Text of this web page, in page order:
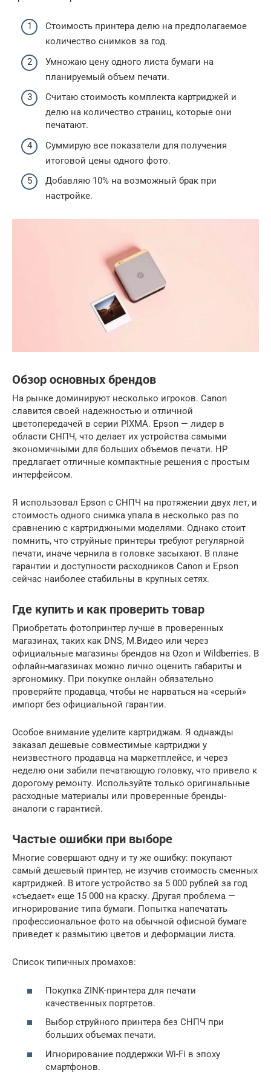
Стоимость принтера делю на предполагаемое
количество снимков за год.
Умножаю цену одного листа бумаги на
планируемый объем печати.
Считаю стоимость комплекта картриджей и
делю на количество страниц, которые они
печатают.
Суммирую все показатели для получения
итоговой цены одного фото.
Добавляю 10% на возможный брак при
настройке.
Обзор основных брендов
На рынке доминируют несколько игроков. Canon
славится своей надежностью и отличной
цветопередачей в серии PIXMA. Epson — лидер в
области СНПЧ, что делает их устройства самыми
экономичными для больших объемов печати. HP
предлагает отличные компактные решения с простым
интерфейсом.
Я использовал Epson с СНПЧ на протяжении двух лет, и
стоимость одного снимка упала в несколько раз по
сравнению с картриджными моделями. Однако стоит
помнить, что струйные принтеры требуют регулярной
печати, иначе чернила в головке засыхают. В плане
гарантии и доступности расходников Canon и Epson
сейчас наиболее стабильны в крупных сетях.
Где купить и как проверить товар
Приобретать фотопринтер лучше в проверенных
магазинах, таких как DNS, М.Видео или через
официальные магазины брендов на Ozon и Wildberries. В
офлайн-магазинах можно лично оценить габариты и
эргономику. При покупке онлайн обязательно
проверяйте продавца, чтобы не нарваться на «серый»
импорт без официальной гарантии.
Особое внимание уделите картриджам. Я однажды
заказал дешевые совместимые картриджи у
неизвестного продавца на маркетплейсе, и через
неделю они забили печатающую головку, что привело к
дорогому ремонту. Используйте только оригинальные
расходные материалы или проверенные бренды-
аналоги с гарантией.
Частые ошибки при выборе
Многие совершают одну и ту же ошибку: покупают
самый дешевый принтер, не изучив стоимость сменных
картриджей. В итоге устройство за 5 000 рублей за год
«съедает» еще 15 000 на краску. Другая проблема —
игнорирование типа бумаги. Попытка напечатать
профессиональное фото на обычной офисной бумаге
приведет к размытию цветов и деформации листа.
Список типичных промахов:
Покупка ZINK-принтера для печати
качественных портретов.
Выбор струйного принтера без СНПЧ при
больших объемах печати.
Игнорирование поддержки Wi-Fi в эпоху
смартфонов.